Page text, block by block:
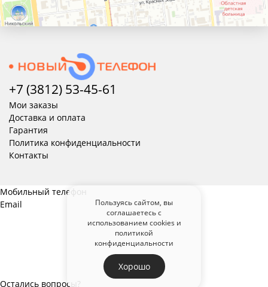
+7 (3812) 53-45-61
Мои заказы
Доставка и оплата
Гарантия
Политика конфиденциальности
Контакты
Пользуясь сайтом, вы
соглашаетесь с
использованием cookies и
политикой
конфиденциальности
Хорошо
Мобильный телефон
Email
Остались вопросы?